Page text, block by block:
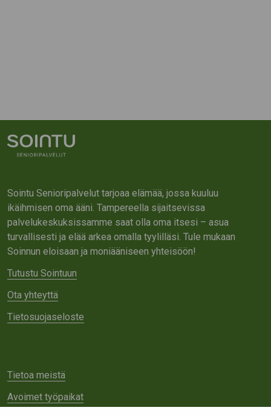
Sointu Senioripalvelut tarjoaa elämää, jossa kuuluu
ikäihmisen oma ääni. Tampereella sijaitsevissa
palvelukeskuksissamme saat olla oma itsesi – asua
turvallisesti ja elää arkea omalla tyylilläsi. Tule mukaan
Soinnun eloisaan ja moniääniseen yhteisöön!
Tutustu Sointuun
Ota yhteyttä
Tietosuojaseloste
Tietoa meistä
Avoimet työpaikat